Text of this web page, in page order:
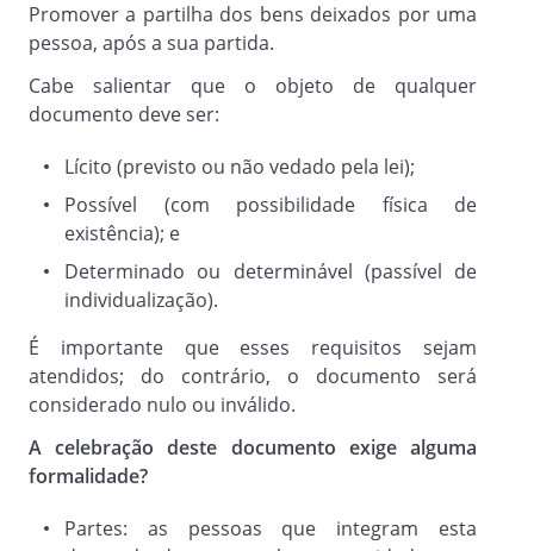
O herdeiro pode, em ação de petição
de herança, demandar o
reconhecimento de seu direito
sucessório, para obter a restituição da
quem, na qualidade de herdeiro, ou
mesmo sem título, a possua.
Nesse sentido, conforme ensina Maria
"Quem é herdeiro, ou assim se considera,
pode buscar o reconhecimento do seu
direito e a restituição dos bens. (...) Trata-
titular desde a abertura da sucessão."
(DIAS, Maria Berenice.
Editora RT, 2015, p. 629).
Promover a partilha dos bens deixados por uma
pessoa, após a sua partida.
Cabe salientar que o objeto de qualquer
documento deve ser:
Lícito (previsto ou não vedado pela lei);
Possível (com possibilidade física de
existência); e
Determinado ou determinável (passível de
individualização).
É importante que esses requisitos sejam
atendidos; do contrário, o documento será
considerado nulo ou inválido.
A celebração deste documento exige alguma
formalidade?
Partes: as pessoas que integram esta